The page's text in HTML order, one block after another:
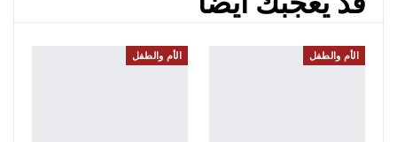
الأم والطفل الأم والطفل